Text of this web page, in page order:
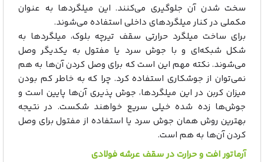
سخت شدن آن جلوگیری می‌کنند. این میلگردها به عنوان
مکملی در کنار میلگردهای داخلی استفاده می‌شوند.
برای ساخت میلگرد حرارتی سقف تیرچه بلوک، میلگردها به
شکل شبکه‌ای و با جوش سرد یا مفتول به یکدیگر وصل
می‌شوند. نکته مهم این است که برای وصل کردن آن‌ها به هم
نمی‌توان از جوشکاری استفاده کرد. چرا که به خاطر کم بودن
میزان کربن در این میلگردها، جوش پذیری آن‌ها پایین است و
جوش‌ها زده شده خیلی سریع خواهند شکست. در نتیجه
بهترین روش همان جوش سرد یا استفاده از مفتول برای وصل
کردن آن‌ها به هم است.
آرماتور افت و حرارت در سقف عرشه فولادی